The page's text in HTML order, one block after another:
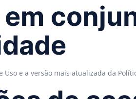
e a versão mais atualizada da